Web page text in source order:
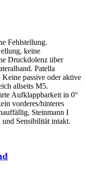
Fehlstellung.
keine
Druckdolenz über
Patella
passive oder aktive
allseits M5.
Aufklappbarkeit in 0°
vorderes/hinteres
Steinmann I
Sensibilität intakt.